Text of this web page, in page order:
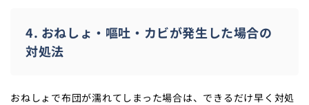
4. おねしょ・嘔吐・カビが発生した場合の
対処法
おねしょで布団が濡れてしまった場合は、できるだけ早く対処